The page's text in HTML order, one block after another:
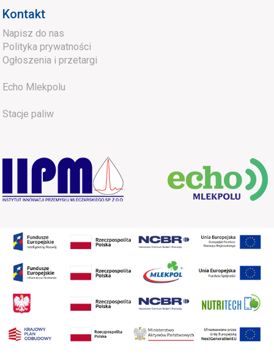
Kontakt
Napisz do nas
Polityka prywatności
Ogłoszenia i przetargi
Echo Mlekpolu
Stacje paliw